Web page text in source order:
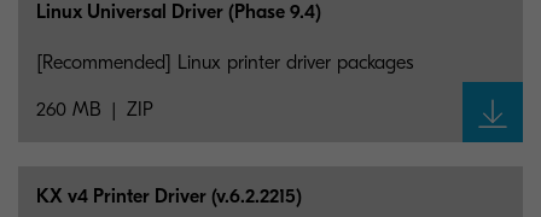
Linux Universal Driver (Phase 9.4)
260 MB ZIP
[Recommended] Linux printer driver packages
KX v4 Printer Driver (v.6.2.2215)